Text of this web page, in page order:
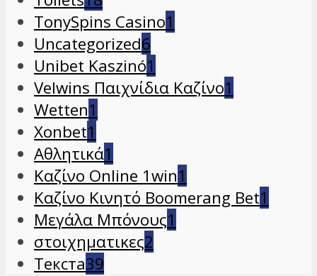
TonySpins Casino1
Uncategorized6
Unibet Kaszinó1
Velwins Παιχνίδια Καζίνο1
Wetten1
Xonbet1
Αθλητικά1
Καζίνο Online 1win1
Καζίνο Κινητό Boomerang Bet1
Μεγάλα Μπόνους1
στοιχηματικες2
Текста39